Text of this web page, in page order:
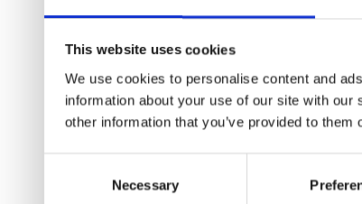
This website uses cookies
We use cookies to personalise content and
information about your use of our site with
other information that you’ve provided to
Necessary